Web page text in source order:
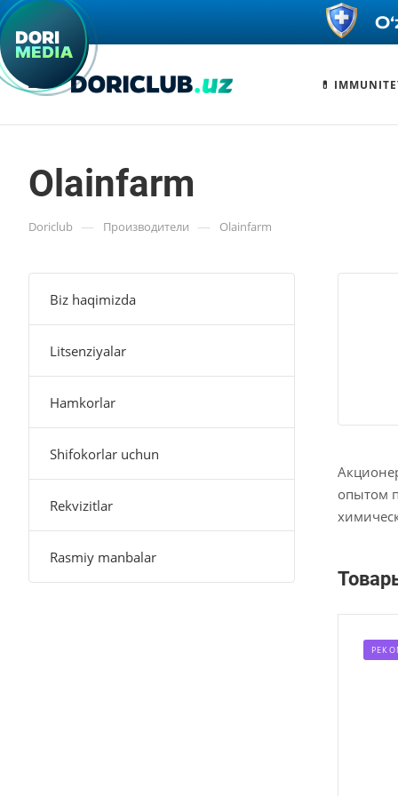
💊
Olainfarm
Doriclub — Производители — Olainfarm
опытом
Biz haqimizda
Litsenziyalar
Hamkorlar
Shifokorlar uchun
Rekvizitlar
Rasmiy manbalar